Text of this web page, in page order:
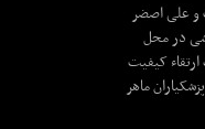
و علی اصضر
در محل
کیفیت
ماهر